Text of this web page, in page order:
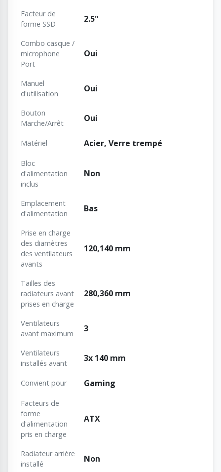
Facteur de
forme SSD
2.5"
Combo casque /
microphone
Port
Oui
Manuel
d'utilisation
Oui
Bouton
Marche/Arrêt
Oui
Matériel Acier, Verre trempé
Bloc
d'alimentation
inclus
Non
Emplacement
d'alimentation
Bas
Prise en charge
des diamètres
des ventilateurs
avants
120,140 mm
Tailles des
radiateurs avant
prises en charge
280,360 mm
Ventilateurs
avant maximum
3
Ventilateurs
installés avant
3x 140 mm
Convient pour Gaming
Facteurs de
forme
d'alimentation
pris en charge
ATX
Radiateur arrière
installé
Non